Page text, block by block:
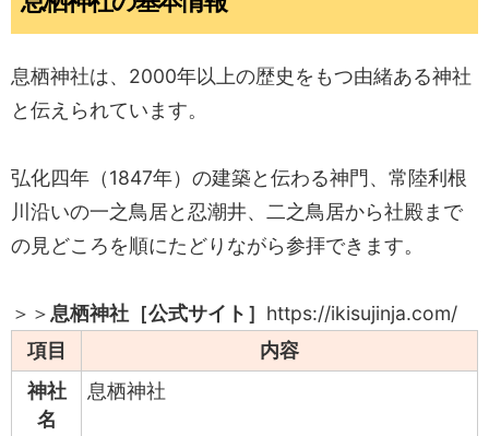
息栖神社は、2000年以上の歴史をもつ由緒ある神社
と伝えられています。
弘化四年（1847年）の建築と伝わる神門、常陸利根
川沿いの一之鳥居と忍潮井、二之鳥居から社殿まで
の見どころを順にたどりながら参拝できます。
＞＞ 息栖神社［公式サイト］ https://ikisujinja.com/
項目
内容
神社
名
息栖神社